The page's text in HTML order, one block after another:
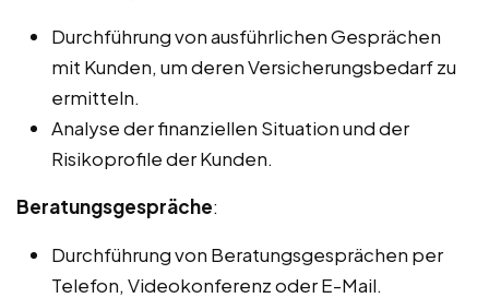
Durchführung von ausführlichen Gesprächen
mit Kunden, um deren Versicherungsbedarf zu
ermitteln.
Analyse der finanziellen Situation und der
Risikoprofile der Kunden.
Beratungsgespräche:
Durchführung von Beratungsgesprächen per
Telefon, Videokonferenz oder E-Mail.